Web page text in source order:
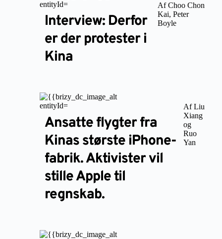
Interview: Derfor
er der protester i
Kina
Af Choo Chon
Kai, Peter
Boyle
Ansatte flygter fra
Kinas største iPhone-
fabrik. Aktivister vil
stille Apple til
regnskab.
Af Liu
Xiang
og
Ruo
Yan